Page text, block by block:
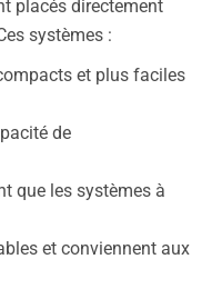
placés directement
systèmes :
et plus faciles
de
que les systèmes à
et conviennent aux